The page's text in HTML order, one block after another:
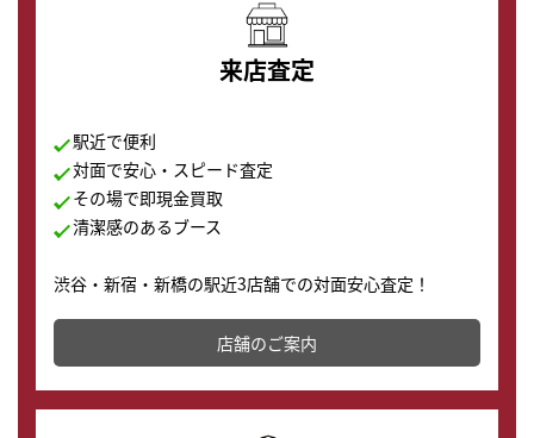
来店査定
駅近で便利
対面で安心・スピード査定
その場で即現金買取
清潔感のあるブース
渋谷・新宿・新橋の駅近3店舗での対面安心査定！
その場で現金買取致します。渋谷本店では、時計販売の
店舗を併設しており、下取りに出してお得に新しい時計
の購入もできます♪
店舗のご案内